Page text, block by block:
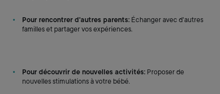
Pour rencontrer d'autres parents: Échanger avec d'autres
familles et partager vos expériences.
Pour découvrir de nouvelles activités: Proposer de
nouvelles stimulations à votre bébé.